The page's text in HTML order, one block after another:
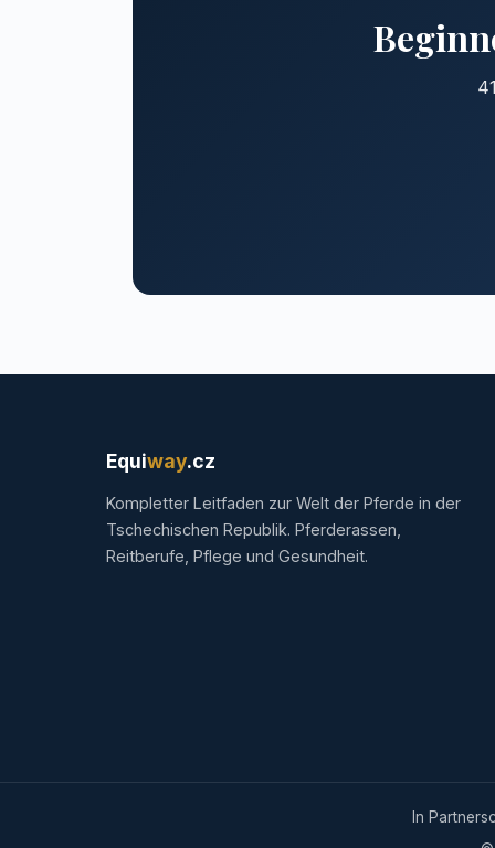
Equiway.cz
Kompletter Leitfaden zur Welt der Pferde in der
Tschechischen Republik. Pferderassen,
Reitberufe, Pflege und Gesundheit.
In